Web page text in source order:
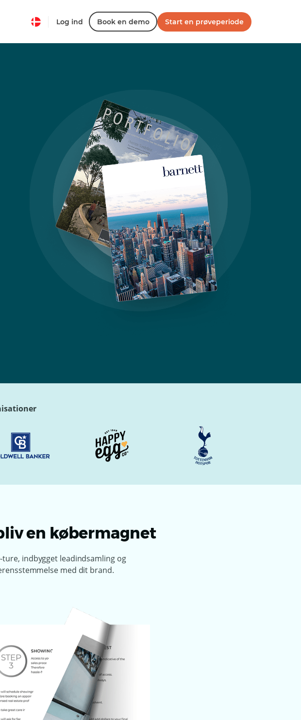
Log ind Book en demo Start en prøveperiode
en købermagnet
indbygget leadindsamling og
med dit brand.